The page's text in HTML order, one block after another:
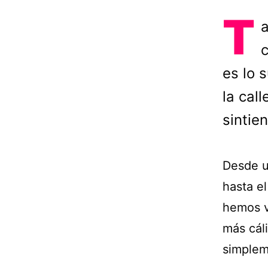
T
es lo
la
Desde
hasta
hemos
más